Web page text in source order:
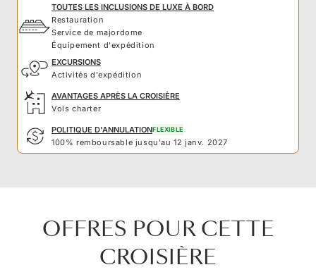
TOUTES LES INCLUSIONS DE LUXE À BORD
Restauration
Service de majordome
Équipement d'expédition
EXCURSIONS
Activités d'expédition
AVANTAGES APRÈS LA CROISIÈRE
Vols charter
POLITIQUE D'ANNULATIONFLEXIBLE
100% remboursable jusqu'au 12 janv. 2027
OFFRES POUR CETTE
CROISIÈRE